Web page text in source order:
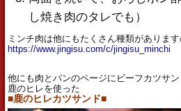
し焼き肉のタレでも）
ミンチ肉は他にもたくさん種類がありま
https://www.jingisu.com/c/jingisu_minchi
他にも肉とパンのページにビーフカツサ
鹿のヒレを使った
■鹿のヒレカツサンド■